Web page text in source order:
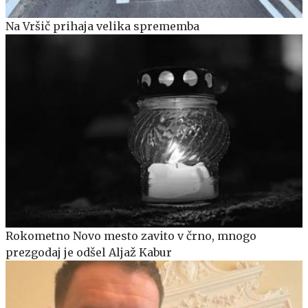
Na Vršič prihaja velika sprememba
Rokometno Novo mesto zavito v črno, mnogo
prezgodaj je odšel Aljaž Kabur